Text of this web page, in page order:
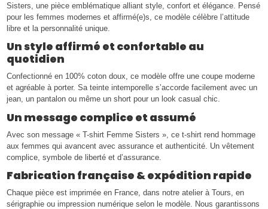
Sisters, une pièce emblématique alliant style, confort et élégance. Pensé
pour les femmes modernes et affirmé(e)s, ce modèle célèbre l’attitude
libre et la personnalité unique.
Un style affirmé et confortable au
quotidien
Confectionné en 100% coton doux, ce modèle offre une coupe moderne
et agréable à porter. Sa teinte intemporelle s’accorde facilement avec un
jean, un pantalon ou même un short pour un look casual chic.
Un message complice et assumé
Avec son message « T-shirt Femme Sisters », ce t-shirt rend hommage
aux femmes qui avancent avec assurance et authenticité. Un vêtement
complice, symbole de liberté et d’assurance.
Fabrication française & expédition rapide
Chaque pièce est imprimée en France, dans notre atelier à Tours, en
sérigraphie ou impression numérique selon le modèle. Nous garantissons